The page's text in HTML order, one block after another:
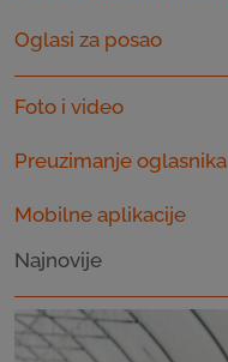
Oglasi za posao
Foto i video
Preuzimanje oglasnika
Mobilne aplikacije
Najnovije